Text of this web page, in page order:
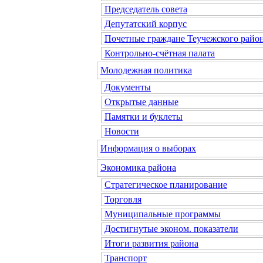
Председатель совета
Депутатский корпус
Почетные граждане Теучежского
Контрольно-счётная палата
Молодежная политика
Документы
Открытые данные
Памятки и буклеты
Новости
Информация о выборах
Экономика района
Стратегическое планирование
Торговля
Муниципальные программы
Достигнутые эконом. показатели
Итоги развития района
Транспорт